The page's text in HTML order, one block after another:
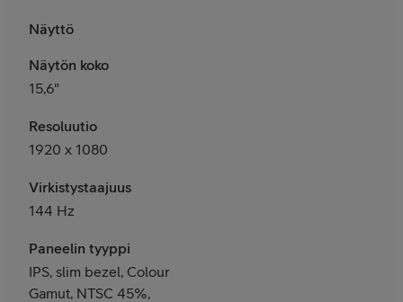
Näyttö
Näytön koko
15,6"
Resoluutio
1920 x 1080
Virkistystaajuus
144 Hz
Paneelin tyyppi
IPS, slim bezel, Colour
Gamut, NTSC 45%,